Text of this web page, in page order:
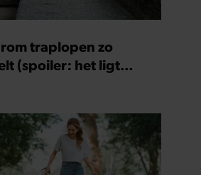
traplopen zo
(spoiler: het ligt